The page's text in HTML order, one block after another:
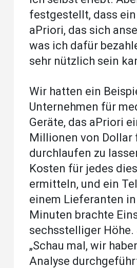
festgestellt, dass
aPriori, das sich
was ich dafür
sehr nützlich sein
Wir hatten ein
Unternehmen für
Geräte, das aPriori
Millionen von Dollar
durchlaufen zu
Kosten für jedes
ermitteln, und ein
einem Lieferanten
Minuten brachte
sechsstelliger Höhe.
„Schau mal, wir
Analyse